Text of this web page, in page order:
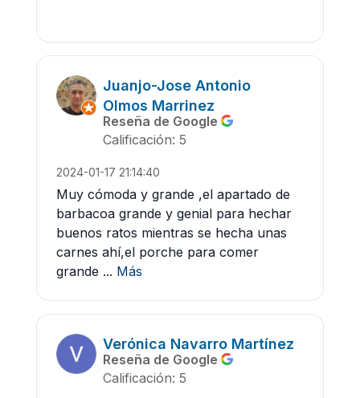
Juanjo-Jose Antonio
Olmos Marrinez
Reseña de Google
Calificación: 5
2024-01-17 21:14:40
Muy cómoda y grande ,el apartado de
barbacoa grande y genial para hechar
buenos ratos mientras se hecha unas
carnes ahí,el porche para comer
grande ... Más
Verónica Navarro Martínez
Reseña de Google
Calificación: 5